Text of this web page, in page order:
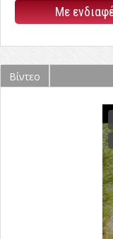
Με
Βίντεο
καρτέλα)